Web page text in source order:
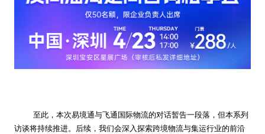
至此，本次易境通与飞通国际物流的对话暂告一段落，但本系列
访谈将持续推进。后续，我们会深入探索跨境物流与集运行业的前沿